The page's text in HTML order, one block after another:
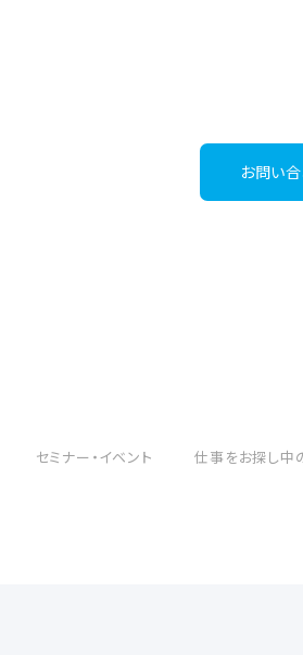
お問い
セミナー・イベント 仕事をお探し中